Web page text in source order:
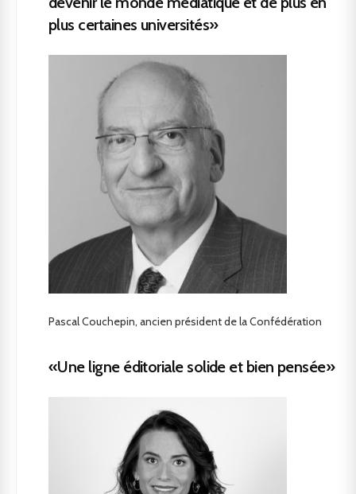
plus certaines universités»
Pascal Couchepin, ancien président de la Confédération
«Une ligne éditoriale solide et bien pensée»